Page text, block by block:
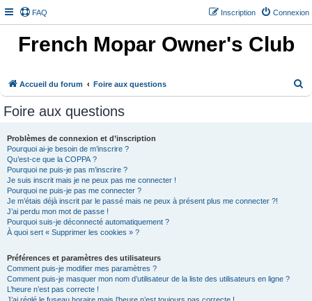
FAQ Connexion
Inscription
French Mopar Owner's Club
Accueil du forum Foire aux questions
Foire aux questions
Problèmes de connexion et d’inscription
Pourquoi ai-je besoin de m’inscrire ?
Qu’est-ce que la COPPA ?
Pourquoi ne puis-je pas m’inscrire ?
Je suis inscrit mais je ne peux pas me connecter !
Pourquoi ne puis-je pas me connecter ?
Je m’étais déjà inscrit par le passé mais ne peux à présent plus me connecter ?!
J’ai perdu mon mot de passe !
Pourquoi suis-je déconnecté automatiquement ?
À quoi sert « Supprimer les cookies » ?
Préférences et paramètres des utilisateurs
Comment puis-je modifier mes paramètres ?
Comment puis-je masquer mon nom d’utilisateur de la liste des utilisateurs en ligne ?
L’heure n’est pas correcte !